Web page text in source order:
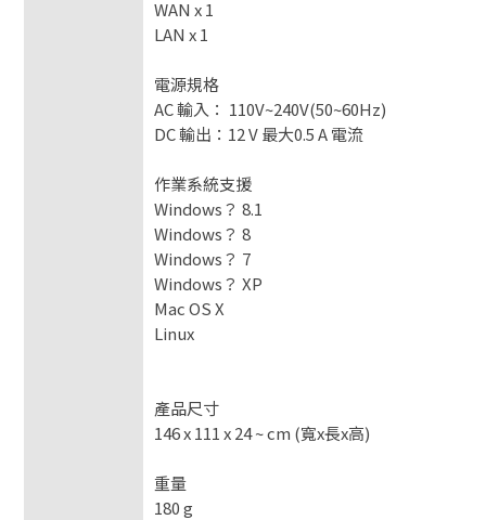
WAN x 1
LAN x 1
電源規格
AC 輸入： 110V~240V(50~60Hz)
DC 輸出：12 V 最大0.5 A 電流
作業系統支援
Windows？ 8.1
Windows？ 8
Windows？ 7
Windows？ XP
Mac OS X
Linux
產品尺寸
146 x 111 x 24 ~ cm (寬x長x高)
重量
180 g